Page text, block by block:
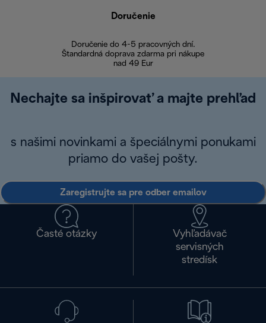
Doručenie
Doručenie do 4-5 pracovných dní.
Štandardná doprava zdarma pri nákupe
nad 49 Eur
Nechajte sa inšpirovať a majte prehľad
s našimi novinkami a špeciálnymi ponukami
priamo do vašej pošty.
Zaregistrujte sa pre odber emailov
Časté otázky
Vyhľadávač
servisných
stredísk